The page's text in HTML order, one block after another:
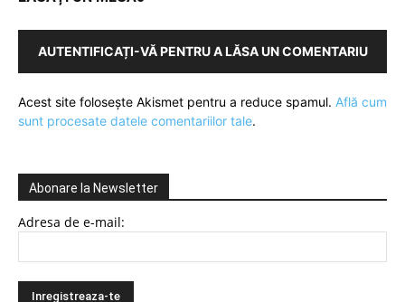
AUTENTIFICAȚI-VĂ PENTRU A LĂSA UN COMENTARIU
Acest site folosește Akismet pentru a reduce spamul. Află cum
sunt procesate datele comentariilor tale.
Abonare la Newsletter
Adresa de e-mail: